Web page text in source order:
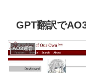
GPT翻訳で
AO3運営